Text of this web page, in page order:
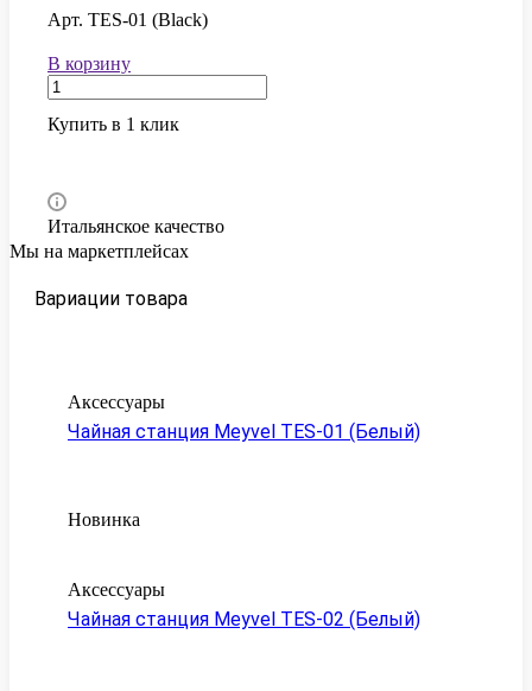
Арт. TES-01 (Black)
В корзину
Купить в 1 клик
Итальянское качество
Мы на маркетплейсах
Вариации товара
Аксессуары
Чайная станция Meyvel TES-01 (Белый)
Новинка
Аксессуары
Чайная станция Meyvel TES-02 (Белый)